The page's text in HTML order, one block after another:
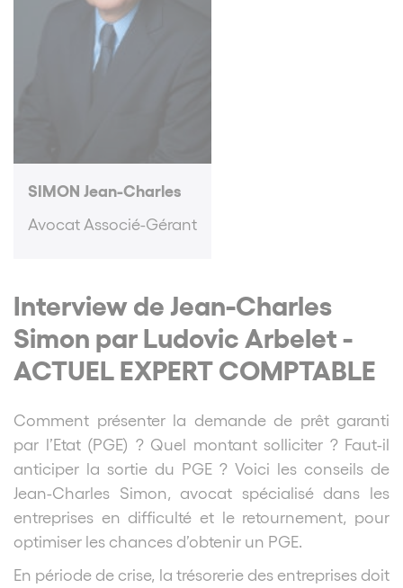
SIMON Jean-Charles
Avocat Associé-Gérant
Interview de Jean-Charles
Simon par Ludovic Arbelet -
ACTUEL EXPERT COMPTABLE
Comment présenter la demande de prêt garanti
par l’Etat (PGE) ? Quel montant solliciter ? Faut-il
anticiper la sortie du PGE ? Voici les conseils de
Jean-Charles Simon, avocat spécialisé dans les
entreprises en difficulté et le retournement, pour
optimiser les chances d’obtenir un PGE.
En période de crise, la trésorerie des entreprises doit